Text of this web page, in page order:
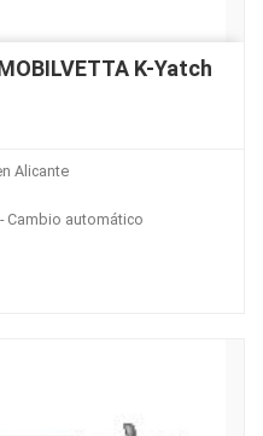
K-Yatch
Alicante
Cambio automático